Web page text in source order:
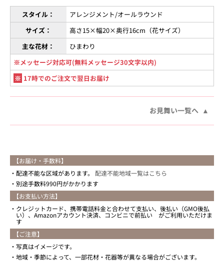
スタイル：
アレンジメント/オールラウンド
サイズ：
高さ15×幅20×奥行16cm（花サイズ）
主な花材：
ひまわり
※メッセージ対応可(無料メッセージ30文字以内)
※ 17時でのご注文で翌日お届け
お見舞い一覧へ
【お届け・手数料】
配達不能な区域があります。 配達不能地域一覧はこちら
別途手数料990円がかかります
【お支払い方法】
クレジットカード、携帯電話料金と合わせて支払い、後払い（GMO後払
い）、Amazonアカウント決済、コンビニで前払い がご利用いただけま
す
【ご注意】
写真はイメージです。
地域・季節によって、一部花材・花器等が異なる場合がございます。